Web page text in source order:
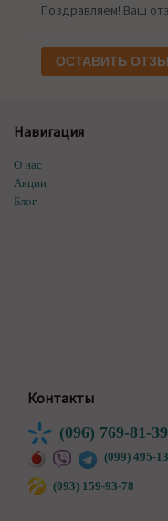
Поздравляем! Ваш
ОСТАВИТЬ
Навигация
О нас
Акции
Блог
Контакты
(096) 769-81-39
(099) 495-
(093) 159-93-78